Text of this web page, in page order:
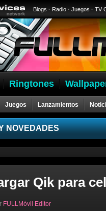
Blogs · Radio · Juegos · TV
Ringtones
Juegos Lanzamientos
NOVEDADES
Qik para
FULLMóvil Editor